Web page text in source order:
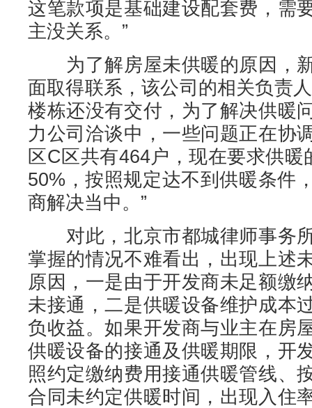
这笔款项是基础建设配套费，需
主没关系。”
为了解房屋未供暖的原因，
面取得联系，该公司的相关负责
楼栋还没有交付，为了解决供暖
力公司洽谈中，一些问题正在协
区C区共有464户，现在要求供
50%，按照规定达不到供暖条件
商解决当中。”
对此，北京市都城律师事务
掌握的情况不难看出，出现上述
原因，一是由于开发商未足额缴
未接通，二是供暖设备维护成本
负收益。如果开发商与业主在房
供暖设备的接通及供暖期限，开
照约定缴纳费用接通供暖管线、
合同未约定供暖时间，出现入住